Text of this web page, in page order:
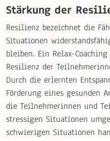
Stärkung der
Resilienz bezeichnet die
Situationen
bleiben. Ein Relax-
Resilienz der
Durch die erlernten
Förderung eines gesunden
die Teilnehmerinnen und
stressigen Situationen
schwierigen Situationen